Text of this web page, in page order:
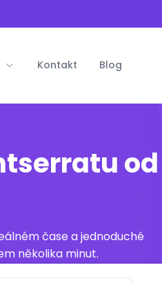
Kontakt Blog
od
čase a jednoduché
několika minut.